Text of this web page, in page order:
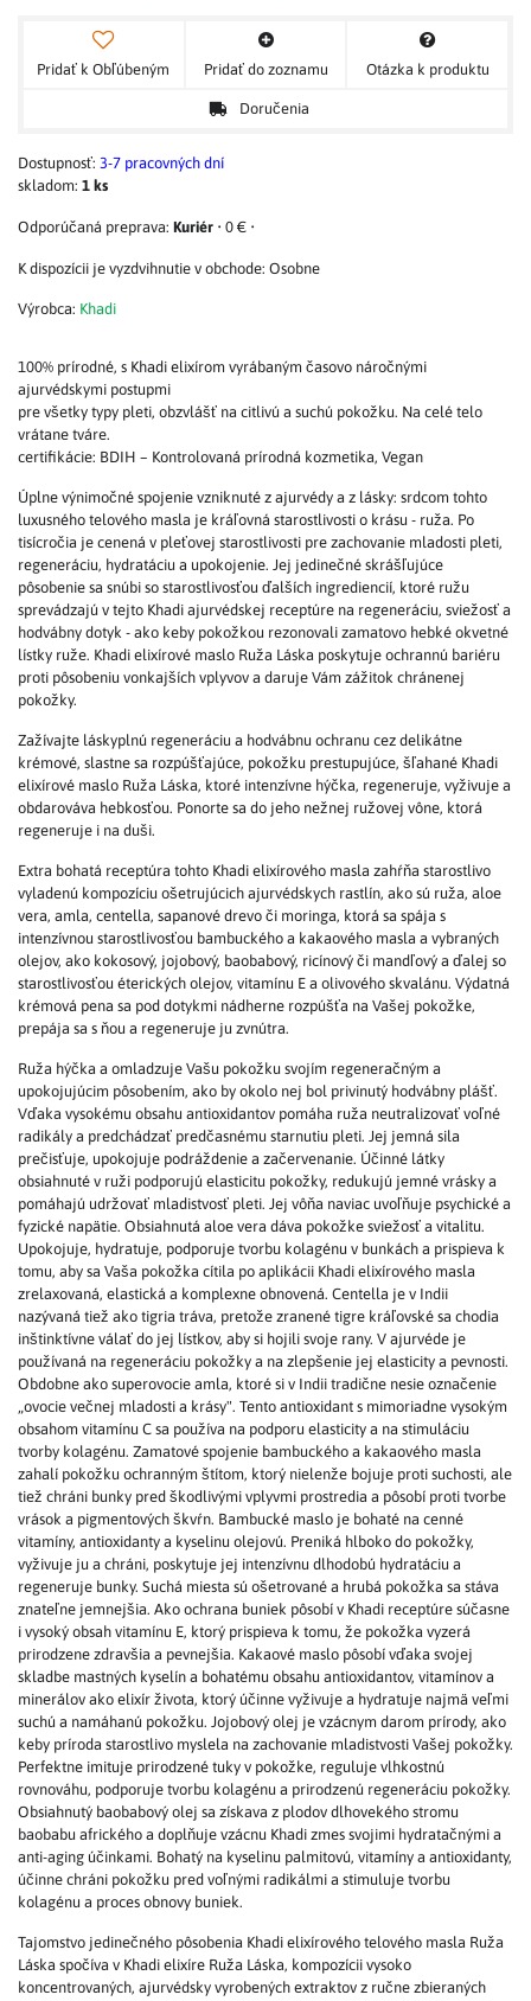
Pridať k Obľúbeným Pridať do zoznamu Otázka k produktu
Doručenia
Dostupnosť: 3-7 pracovných dní
skladom: 1 ks
Kuriér • 0 € •
Osobne
Výrobca: Khadi
100% prírodné, s Khadi elixírom vyrábaným časovo náročnými
ajurvédskymi postupmi
pre všetky typy pleti, obzvlášť na citlivú a suchú pokožku. Na celé telo
vrátane tváre.
certifikácie: BDIH – Kontrolovaná prírodná kozmetika, Vegan
Úplne výnimočné spojenie vzniknuté z ajurvédy a z lásky: srdcom tohto
luxusného telového masla je kráľovná starostlivosti o krásu - ruža. Po
tisícročia je cenená v pleťovej starostlivosti pre zachovanie mladosti pleti,
regeneráciu, hydratáciu a upokojenie. Jej jedinečné skrášľujúce
pôsobenie sa snúbi so starostlivosťou ďalších ingrediencií, ktoré ružu
sprevádzajú v tejto Khadi ajurvédskej receptúre na regeneráciu, sviežosť a
hodvábny dotyk - ako keby pokožkou rezonovali zamatovo hebké okvetné
lístky ruže. Khadi elixírové maslo Ruža Láska poskytuje ochrannú bariéru
proti pôsobeniu vonkajších vplyvov a daruje Vám zážitok chránenej
pokožky.
Zažívajte láskyplnú regeneráciu a hodvábnu ochranu cez delikátne
krémové, slastne sa rozpúšťajúce, pokožku prestupujúce, šľahané Khadi
elixírové maslo Ruža Láska, ktoré intenzívne hýčka, regeneruje, vyživuje a
obdarováva hebkosťou. Ponorte sa do jeho nežnej ružovej vône, ktorá
regeneruje i na duši.
Extra bohatá receptúra tohto Khadi elixírového masla zahŕňa starostlivo
vyladenú kompozíciu ošetrujúcich ajurvédskych rastlín, ako sú ruža, aloe
vera, amla, centella, sapanové drevo či moringa, ktorá sa spája s
intenzívnou starostlivosťou bambuckého a kakaového masla a vybraných
olejov, ako kokosový, jojobový, baobabový, ricínový či mandľový a ďalej so
starostlivosťou éterických olejov, vitamínu E a olivového skvalánu. Výdatná
krémová pena sa pod dotykmi nádherne rozpúšťa na Vašej pokožke,
prepája sa s ňou a regeneruje ju zvnútra.
Ruža hýčka a omladzuje Vašu pokožku svojím regeneračným a
upokojujúcim pôsobením, ako by okolo nej bol privinutý hodvábny plášť.
Vďaka vysokému obsahu antioxidantov pomáha ruža neutralizovať voľné
radikály a predchádzať predčasnému starnutiu pleti. Jej jemná sila
prečisťuje, upokojuje podráždenie a začervenanie. Účinné látky
obsiahnuté v ruži podporujú elasticitu pokožky, redukujú jemné vrásky a
pomáhajú udržovať mladistvosť pleti. Jej vôňa naviac uvoľňuje psychické a
fyzické napätie. Obsiahnutá aloe vera dáva pokožke sviežosť a vitalitu.
Upokojuje, hydratuje, podporuje tvorbu kolagénu v bunkách a prispieva k
tomu, aby sa Vaša pokožka cítila po aplikácii Khadi elixírového masla
zrelaxovaná, elastická a komplexne obnovená. Centella je v Indii
nazývaná tiež ako tigria tráva, pretože zranené tigre kráľovské sa chodia
inštinktívne válať do jej lístkov, aby si hojili svoje rany. V ajurvéde je
používaná na regeneráciu pokožky a na zlepšenie jej elasticity a pevnosti.
Obdobne ako superovocie amla, ktoré si v Indii tradične nesie označenie
„ovocie večnej mladosti a krásy". Tento antioxidant s mimoriadne vysokým
obsahom vitamínu C sa používa na podporu elasticity a na stimuláciu
tvorby kolagénu. Zamatové spojenie bambuckého a kakaového masla
zahalí pokožku ochranným štítom, ktorý nielenže bojuje proti suchosti, ale
tiež chráni bunky pred škodlivými vplyvmi prostredia a pôsobí proti tvorbe
vrások a pigmentových škvŕn. Bambucké maslo je bohaté na cenné
vitamíny, antioxidanty a kyselinu olejovú. Preniká hlboko do pokožky,
vyživuje ju a chráni, poskytuje jej intenzívnu dlhodobú hydratáciu a
regeneruje bunky. Suchá miesta sú ošetrované a hrubá pokožka sa stáva
znateľne jemnejšia. Ako ochrana buniek pôsobí v Khadi receptúre súčasne
i vysoký obsah vitamínu E, ktorý prispieva k tomu, že pokožka vyzerá
prirodzene zdravšia a pevnejšia. Kakaové maslo pôsobí vďaka svojej
skladbe mastných kyselín a bohatému obsahu antioxidantov, vitamínov a
minerálov ako elixír života, ktorý účinne vyživuje a hydratuje najmä veľmi
suchú a namáhanú pokožku. Jojobový olej je vzácnym darom prírody, ako
keby príroda starostlivo myslela na zachovanie mladistvosti Vašej pokožky.
Perfektne imituje prirodzené tuky v pokožke, reguluje vlhkostnú
rovnováhu, podporuje tvorbu kolagénu a prirodzenú regeneráciu pokožky.
Obsiahnutý baobabový olej sa získava z plodov dlhovekého stromu
baobabu afrického a doplňuje vzácnu Khadi zmes svojimi hydratačnými a
anti-aging účinkami. Bohatý na kyselinu palmitovú, vitamíny a antioxidanty,
účinne chráni pokožku pred voľnými radikálmi a stimuluje tvorbu
kolagénu a proces obnovy buniek.
Tajomstvo jedinečného pôsobenia Khadi elixírového telového masla Ruža
Láska spočíva v Khadi elixíre Ruža Láska, kompozícii vysoko
koncentrovaných, ajurvédsky vyrobených extraktov z ručne zbieraných